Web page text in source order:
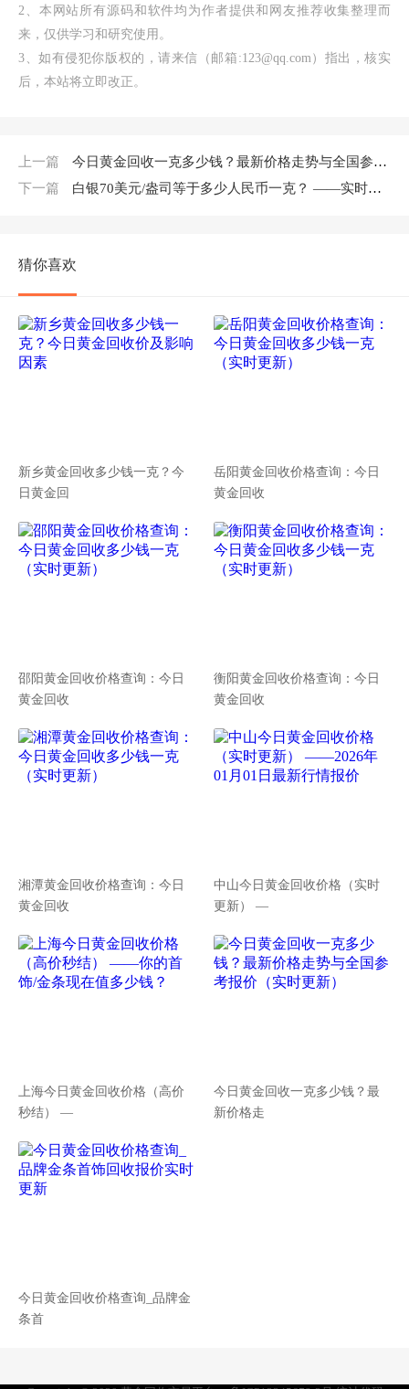
2、本网站所有源码和软件均为作者提供和网友推荐收集整理而
来，仅供学习和研究使用。
3、如有侵犯你版权的，请来信（邮箱:123@qq.com）指出，核实
后，本站将立即改正。
上一篇
今日黄金回收一克多少钱？最新价格走势与全国参考报价（实时更新）
下一篇
白银70美元/盎司等于多少人民币一克？ ——实时换算器 + 手工公式，30秒学会自己算！
猜你喜欢
新乡黄金回收多少钱一克？今
日黄金回
岳阳黄金回收价格查询：今日
黄金回收
邵阳黄金回收价格查询：今日
黄金回收
衡阳黄金回收价格查询：今日
黄金回收
湘潭黄金回收价格查询：今日
黄金回收
中山今日黄金回收价格（实时
更新） —
上海今日黄金回收价格（高价
秒结） —
今日黄金回收一克多少钱？最
新价格走
今日黄金回收价格查询_品牌金
条首